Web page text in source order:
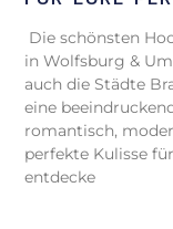
Die schönsten
in Wolfsburg &
auch die Städte
eine
romantisch,
perfekte Kulisse
entdecke